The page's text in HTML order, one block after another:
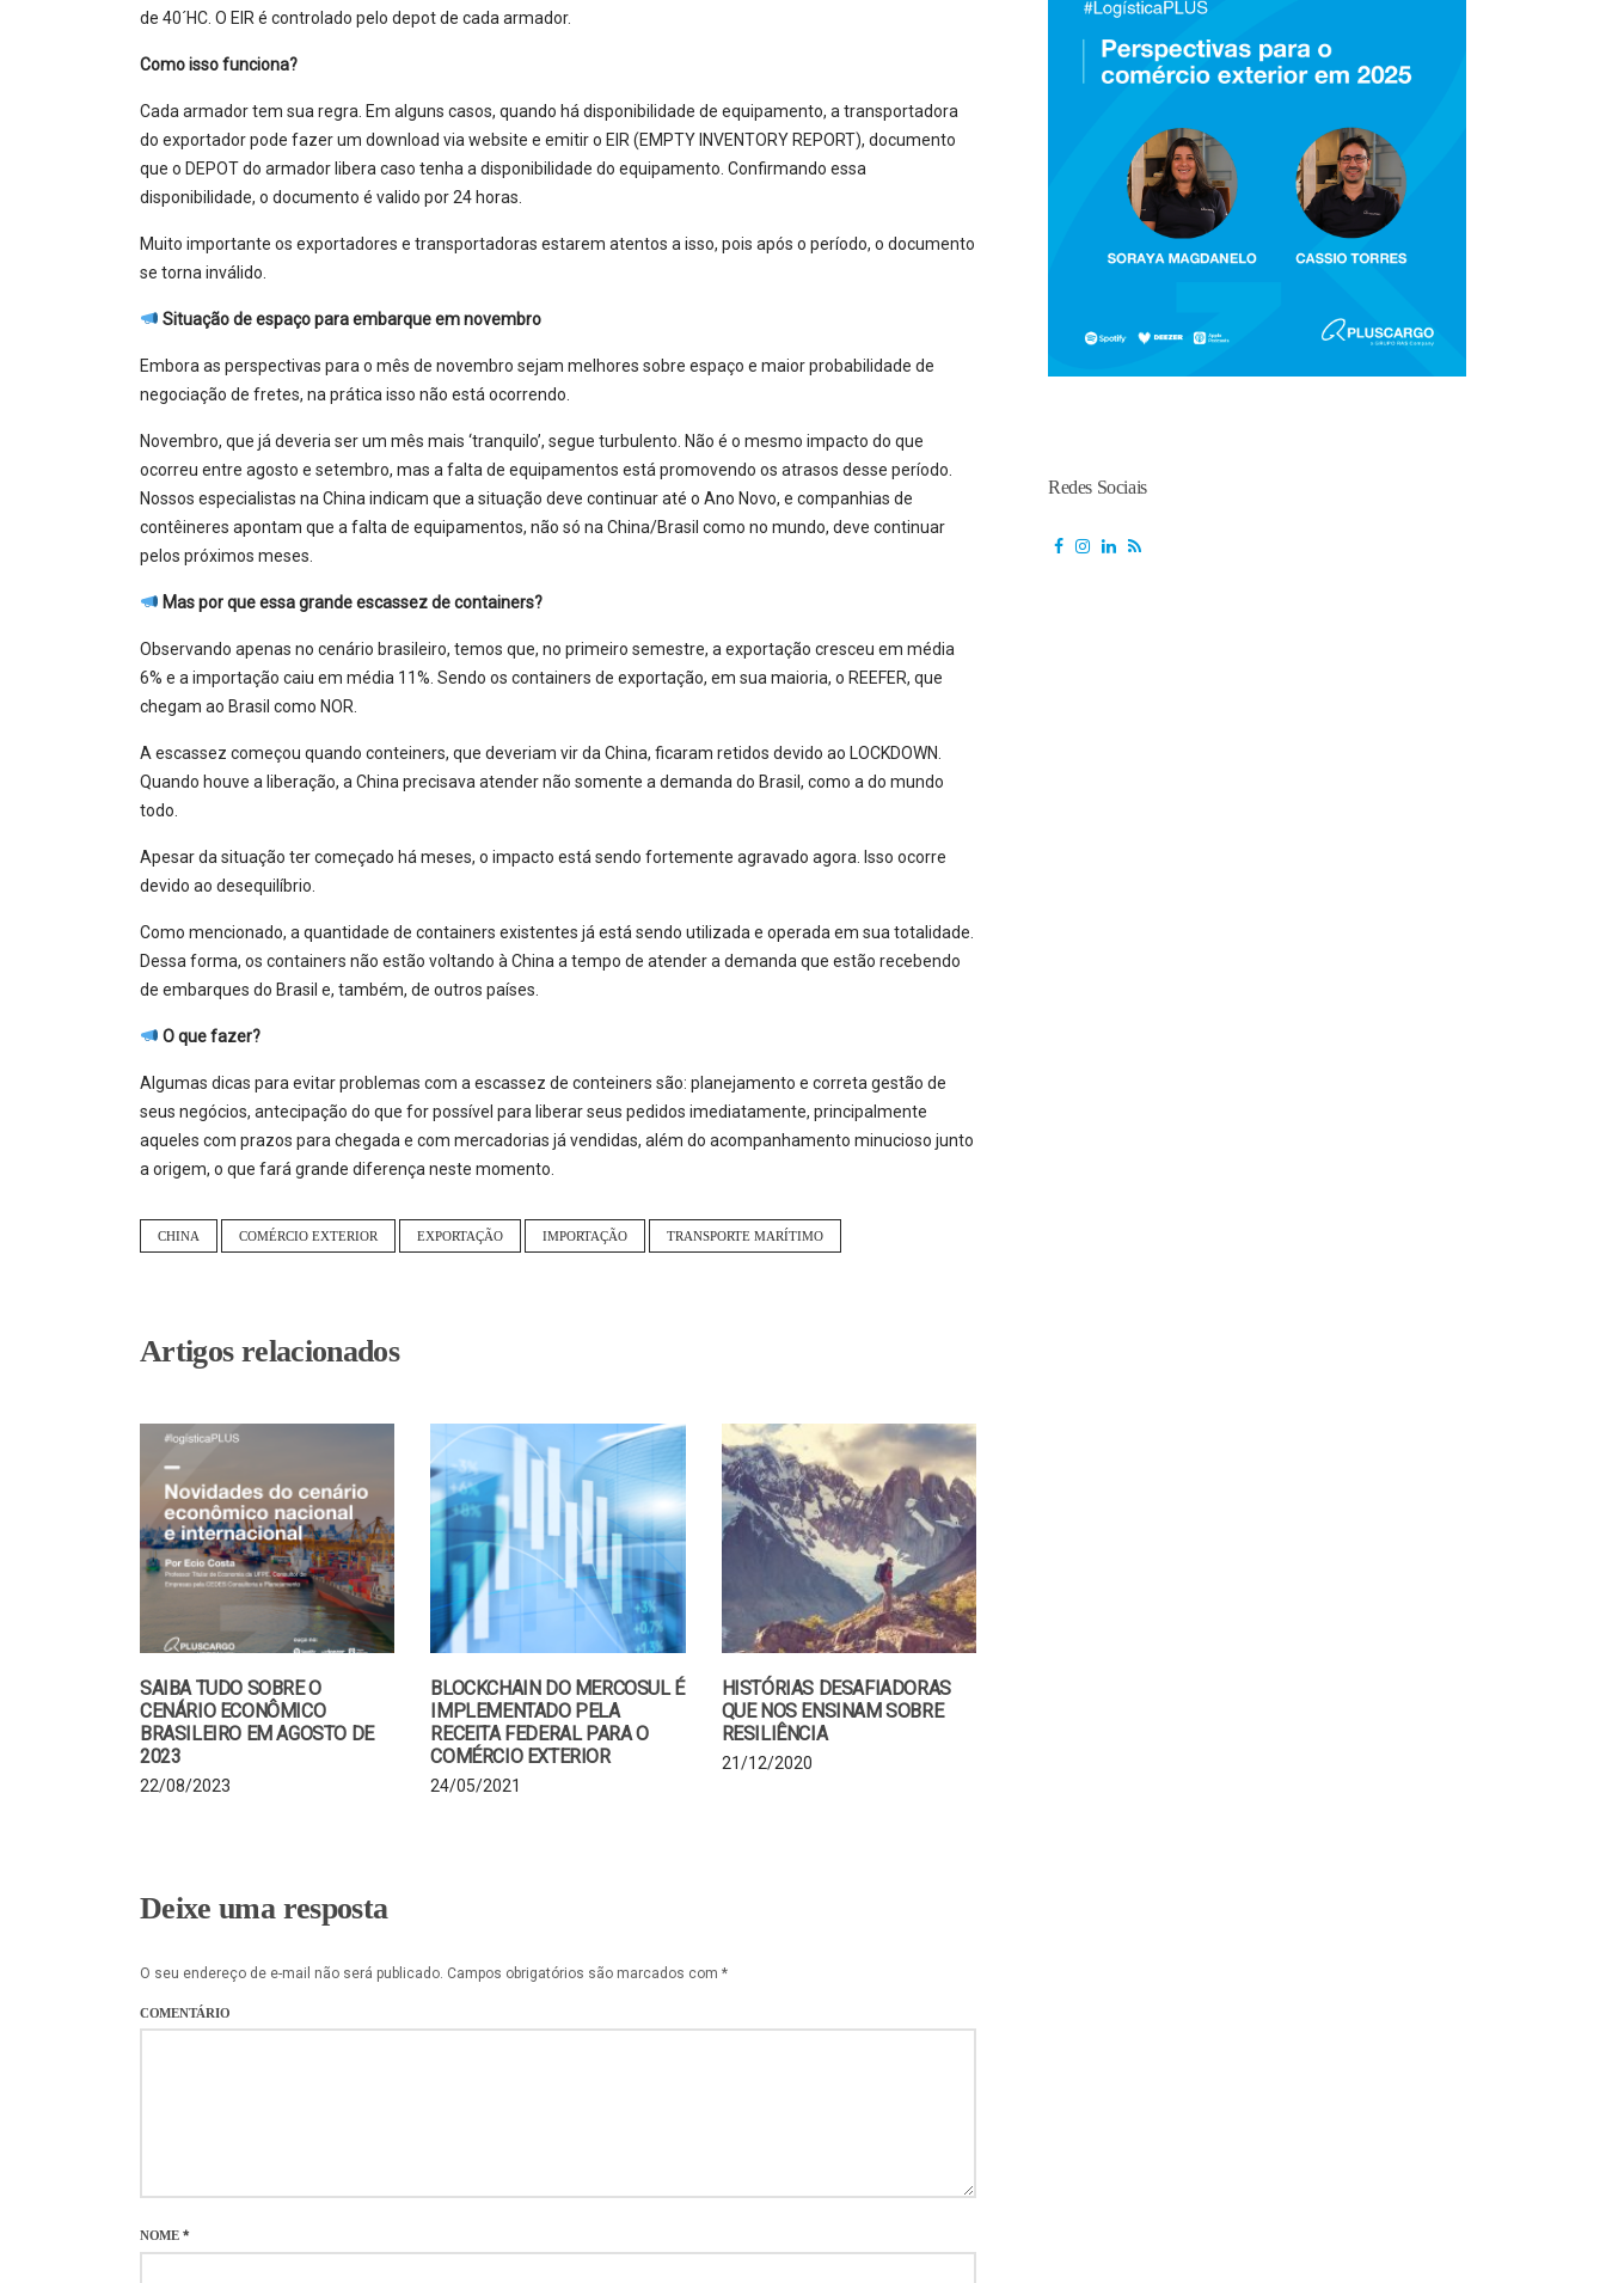
de 40´HC. O EIR é controlado pelo depot de cada armador.
Como isso funciona?
Cada armador tem sua regra. Em alguns casos, quando há disponibilidade de equipamento, a transportadora
do exportador pode fazer um download via website e emitir o EIR (EMPTY INVENTORY REPORT), documento
que o DEPOT do armador libera caso tenha a disponibilidade do equipamento. Confirmando essa
disponibilidade, o documento é valido por 24 horas.
Muito importante os exportadores e transportadoras estarem atentos a isso, pois após o período, o documento
se torna inválido.
Situação de espaço para embarque em novembro
Embora as perspectivas para o mês de novembro sejam melhores sobre espaço e maior probabilidade de
negociação de fretes, na prática isso não está ocorrendo.
Novembro, que já deveria ser um mês mais ‘tranquilo’, segue turbulento. Não é o mesmo impacto do que
ocorreu entre agosto e setembro, mas a falta de equipamentos está promovendo os atrasos desse período.
Nossos especialistas na China indicam que a situação deve continuar até o Ano Novo, e companhias de
contêineres apontam que a falta de equipamentos, não só na China/Brasil como no mundo, deve continuar
pelos próximos meses.
Mas por que essa grande escassez de containers?
Observando apenas no cenário brasileiro, temos que, no primeiro semestre, a exportação cresceu em média
6% e a importação caiu em média 11%. Sendo os containers de exportação, em sua maioria, o REEFER, que
chegam ao Brasil como NOR.
A escassez começou quando conteiners, que deveriam vir da China, ficaram retidos devido ao LOCKDOWN.
Quando houve a liberação, a China precisava atender não somente a demanda do Brasil, como a do mundo
todo.
Apesar da situação ter começado há meses, o impacto está sendo fortemente agravado agora. Isso ocorre
devido ao desequilíbrio.
Como mencionado, a quantidade de containers existentes já está sendo utilizada e operada em sua totalidade.
Dessa forma, os containers não estão voltando à China a tempo de atender a demanda que estão recebendo
de embarques do Brasil e, também, de outros países.
O que fazer?
Algumas dicas para evitar problemas com a escassez de conteiners são: planejamento e correta gestão de
seus negócios, antecipação do que for possível para liberar seus pedidos imediatamente, principalmente
aqueles com prazos para chegada e com mercadorias já vendidas, além do acompanhamento minucioso junto
a origem, o que fará grande diferença neste momento.
CHINA COMÉRCIO EXTERIOR EXPORTAÇÃO IMPORTAÇÃO TRANSPORTE MARÍTIMO
Artigos relacionados
SAIBA TUDO SOBRE O
CENÁRIO ECONÔMICO
BRASILEIRO EM AGOSTO DE
2023
22/08/2023
BLOCKCHAIN DO MERCOSUL É
IMPLEMENTADO PELA
RECEITA FEDERAL PARA O
COMÉRCIO EXTERIOR
24/05/2021
HISTÓRIAS DESAFIADORAS
QUE NOS ENSINAM SOBRE
RESILIÊNCIA
21/12/2020
Deixe uma resposta
O seu endereço de e-mail não será publicado. Campos obrigatórios são marcados com *
COMENTÁRIO
NOME *
Redes Sociais